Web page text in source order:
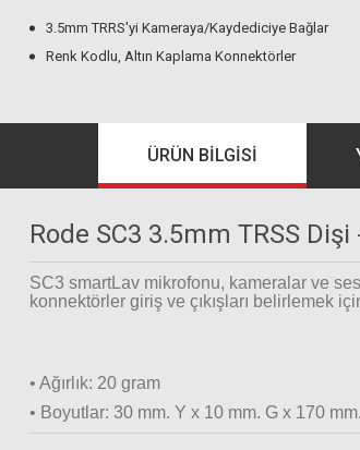
3.5mm TRRS'yi Kameraya/Kaydediciye Bağlar
Renk Kodlu, Altın Kaplama Konnektörler
ÜRÜN BILGISI
Rode SC3 3.5mm TRSS
SC3 smartLav mikrofonu, kameralar ve
konnektörler giriş ve çıkışları belirlemek
• Ağırlık: 20 gram
• Boyutlar: 30 mm. Y x 10 mm. G x 170